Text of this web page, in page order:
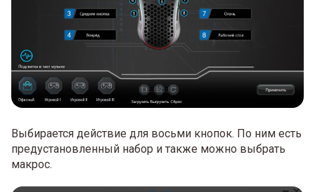
Выбирается действие для восьми кнопок. По ним есть
предустановленный набор и также можно выбрать
макрос.